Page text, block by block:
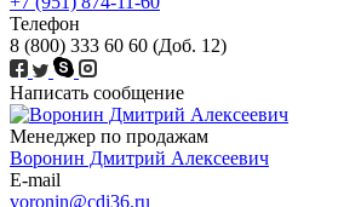
Телефон
8 (800) 333 60 60 (Доб. 12)
Написать сообщение
Менеджер по продажам
Воронин Дмитрий Алексеевич
E-mail
voronin@cdi36.ru